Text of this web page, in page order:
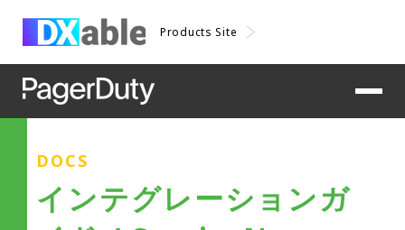
Products Site
DOCS
インテグレーションガ